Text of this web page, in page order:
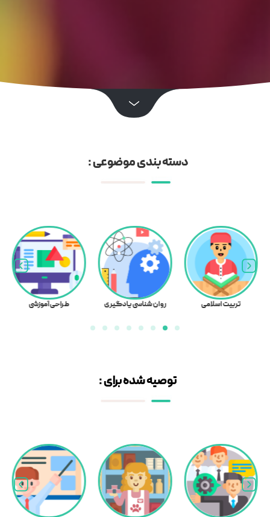
دسته بندی موضوعی :
تربیت اسلامی روان شناسی یادگیری طراحی آموزشی
توصیه شده برای :